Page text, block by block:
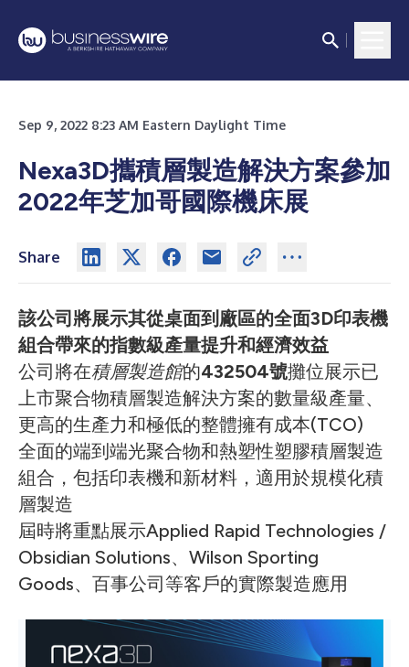
Sep 9, 2022 8:23 AM Eastern Daylight Time
Nexa3D攜積層製造解決方案參加
2022年芝加哥國際機床展
Share
該公司將展示其從桌面到廠區的全面3D印表機
組合帶來的指數級產量提升和經濟效益
公司將在積層製造館的432504號攤位展示已
上市聚合物積層製造解決方案的數量級產量、
更高的生產力和極低的整體擁有成本(TCO)
全面的端到端光聚合物和熱塑性塑膠積層製造
組合，包括印表機和新材料，適用於規模化積
層製造
屆時將重點展示Applied Rapid Technologies /
Obsidian Solutions、Wilson Sporting
Goods、百事公司等客戶的實際製造應用